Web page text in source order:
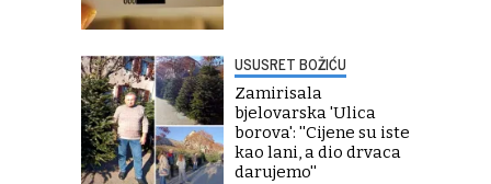
USUSRET BOŽIĆU
Zamirisala
bjelovarska 'Ulica
borova': ''Cijene su iste
kao lani, a dio drvaca
darujemo''